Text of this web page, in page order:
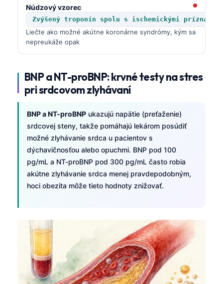
Núdzový vzorec
Zvýšený troponín spolu s ischemickými príznakmi
Liečte ako možné akútne koronárne syndrómy, kým sa
nepreukáže opak
BNP a NT-proBNP: krvné testy na stres
pri srdcovom zlyhávaní
BNP a NT-proBNP ukazujú napätie (preťaženie)
srdcovej steny, takže pomáhajú lekárom posúdiť
možné zlyhávanie srdca u pacientov s
dýchavičnosťou alebo opuchmi. BNP pod 100
pg/mL a NT-proBNP pod 300 pg/mL často robia
akútne zlyhávanie srdca menej pravdepodobným,
hoci obezita môže tieto hodnoty znižovať.